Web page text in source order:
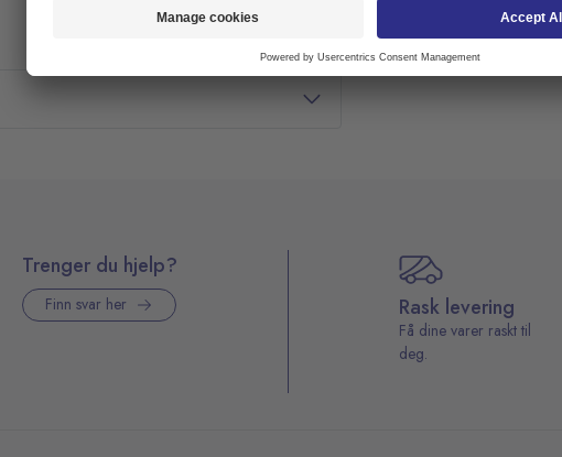
Trenger du hjelp?
Finn svar her Rask levering
Få dine varer raskt til
deg.